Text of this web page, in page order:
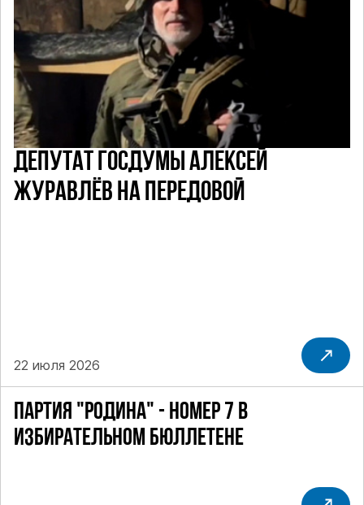
ПАРТИЯ "РОДИНА" - НОМЕР 7 В
ИЗБИРАТЕЛЬНОМ БЮЛЛЕТЕНЕ
ДЕПУТАТ ГОСДУМЫ АЛЕКСЕЙ
ЖУРАВЛЁВ НА ПЕРЕДОВОЙ
22 июля 2026